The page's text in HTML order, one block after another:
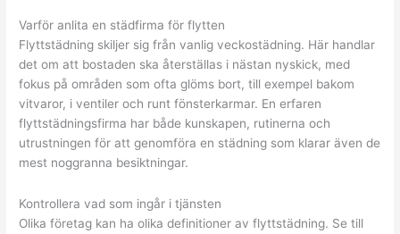
Varför anlita en städfirma för flytten
Flyttstädning skiljer sig från vanlig veckostädning. Här handlar
det om att bostaden ska återställas i nästan nyskick, med
fokus på områden som ofta glöms bort, till exempel bakom
vitvaror, i ventiler och runt fönsterkarmar. En erfaren
flyttstädningsfirma har både kunskapen, rutinerna och
utrustningen för att genomföra en städning som klarar även de
mest noggranna besiktningar.
Kontrollera vad som ingår i tjänsten
Olika företag kan ha olika definitioner av flyttstädning. Se till